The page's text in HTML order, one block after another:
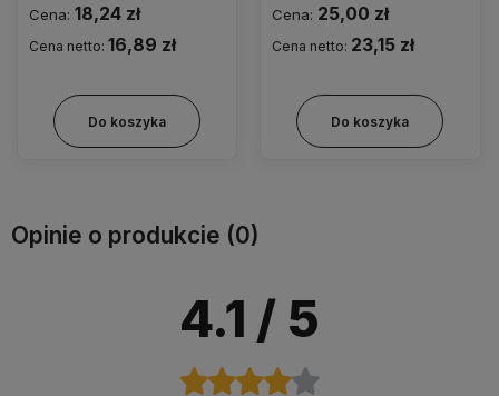
Cena: 18,24 zł
Cena netto: 16,89 zł
Do koszyka
szt.
Cena: 25,00 zł
Cena netto: 23,15 zł
Do koszyka
Opinie o produkcie (0)
4.1 / 5